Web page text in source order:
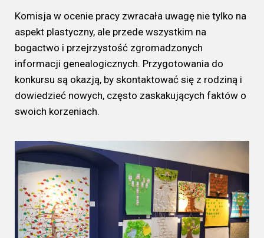
Komisja w ocenie pracy zwracała uwagę nie tylko na
aspekt plastyczny, ale przede wszystkim na
bogactwo i przejrzystość zgromadzonych
informacji genealogicznych. Przygotowania do
konkursu są okazją, by skontaktować się z rodziną i
dowiedzieć nowych, często zaskakujących faktów o
swoich korzeniach.